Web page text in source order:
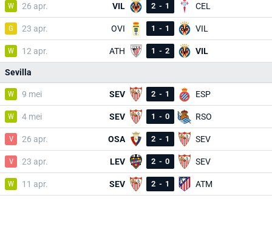
W 26 apr. VIL 2 - 1 CEL
G 23 apr. OVI 1 - 1 VIL
W 12 apr. ATH 1 - 2 VIL
Sevilla
W 9 mei SEV 2 - 1 ESP
W 4 mei SEV 1 - 0 RSO
V 26 apr. OSA 2 - 1 SEV
V 23 apr. LEV 2 - 0 SEV
W 11 apr. SEV 2 - 1 ATM